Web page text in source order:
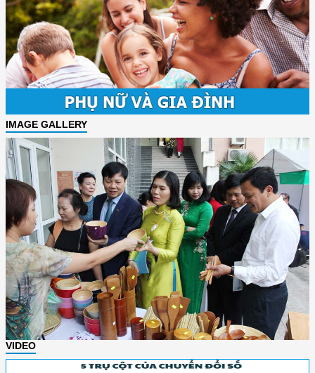
IMAGE GALLERY
VIDEO